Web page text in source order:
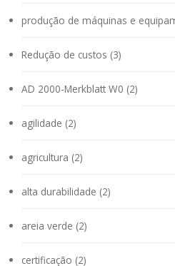
produção de máquinas e
Redução de custos (3)
AD 2000-Merkblatt W0 (2)
agilidade (2)
agricultura (2)
alta durabilidade (2)
areia verde (2)
certificação (2)